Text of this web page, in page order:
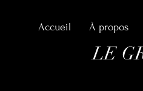
LE
Accueil À propos